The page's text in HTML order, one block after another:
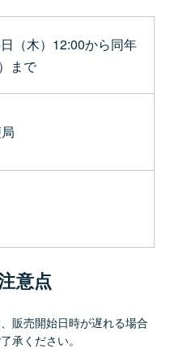
（木）12:00から同年
まで
意点
販売開始日時が遅れる場合
承ください。